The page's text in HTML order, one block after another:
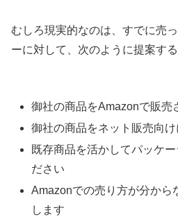
むしろ現実的なのは、すでに売
ーに対して、次のように提案する
御社の商品をAmazonで販売
御社の商品をネット販売向
既存商品を活かしてパッケ
ださい
Amazonでの売り方が分から
します